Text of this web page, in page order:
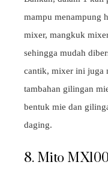
mampu menampung
mixer, mangkuk
sehingga mudah
cantik, mixer ini juga
tambahan gilingan
bentuk mie dan
daging.
8. Mito